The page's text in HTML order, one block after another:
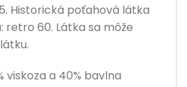
Historická poťahová látka
60. Látka sa môže
viskoza a 40% bavlna